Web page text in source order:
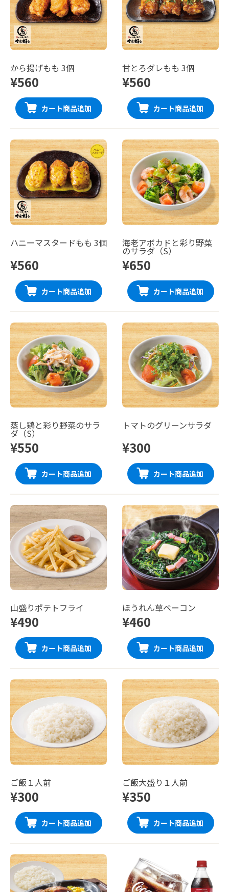
から揚げもも 3個
¥560
カート商品追加
甘とろダレもも 3個
¥560
カート商品追加
ハニーマスタードもも 3個
¥560
カート商品追加
海老アボカドと彩り野菜
のサラダ（S）
¥650
カート商品追加
蒸し鶏と彩り野菜のサラ
ダ（S）
¥550
カート商品追加
トマトのグリーンサラダ
¥300
カート商品追加
山盛りポテトフライ
¥490
カート商品追加
ほうれん草ベーコン
¥460
カート商品追加
ご飯１人前
¥300
カート商品追加
ご飯大盛り１人前
¥350
カート商品追加